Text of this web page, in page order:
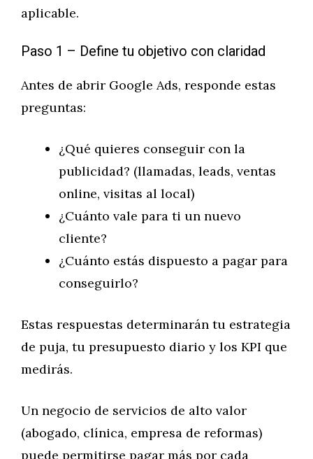
aplicable.
Paso 1 – Define tu objetivo con claridad
Antes de abrir Google Ads, responde estas
preguntas:
¿Qué quieres conseguir con la
publicidad? (llamadas, leads, ventas
online, visitas al local)
¿Cuánto vale para ti un nuevo
cliente?
¿Cuánto estás dispuesto a pagar para
conseguirlo?
Estas respuestas determinarán tu estrategia
de puja, tu presupuesto diario y los KPI que
medirás.
Un negocio de servicios de alto valor
(abogado, clínica, empresa de reformas)
puede permitirse pagar más por cada